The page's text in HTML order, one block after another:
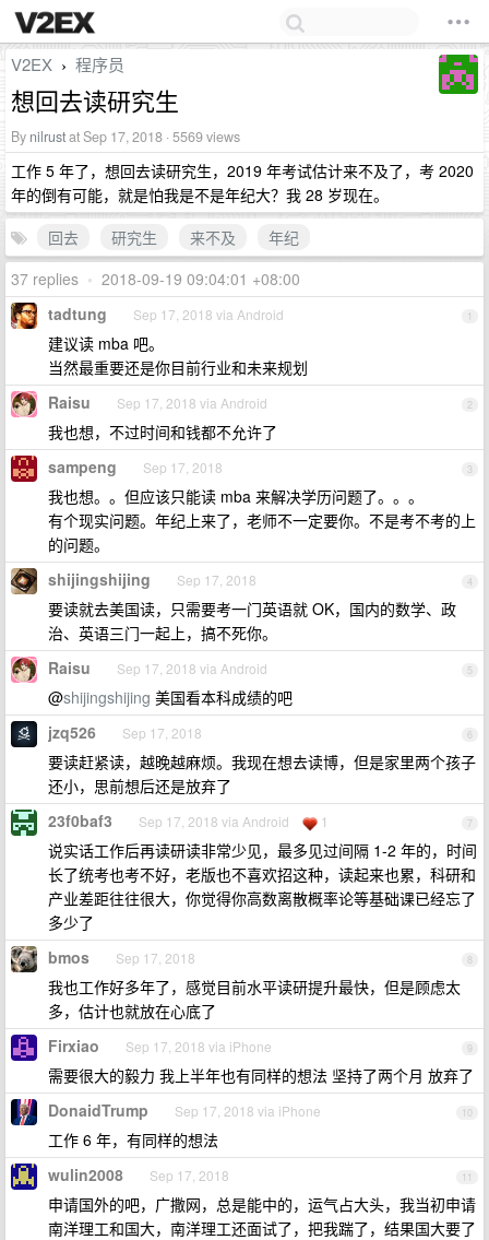
V2EX › 程序员
想回去读研究生
By nilrustat Sep 17, 2018 · 5569 views
工作 5 年了，想回去读研究生，2019 年考试估计来不及了，考 2020
年的倒有可能，就是怕我是不是年纪大？我 28 岁现在。
回去
研究生 来不及
年纪
37 replies • 2018-09-19 09:04:01 +08:00
1
tadtung Sep 17, 2018 via Android
建议读 mba 吧。
当然最重要还是你目前行业和未来规划
2
Raisu Sep 17, 2018 via Android
我也想，不过时间和钱都不允许了
3
sampeng Sep 17, 2018
我也想。。但应该只能读 mba 来解决学历问题了。。。
有个现实问题。年纪上来了，老师不一定要你。不是考不考的上
的问题。
4
shijingshijing Sep 17, 2018
要读就去美国读，只需要考一门英语就 OK，国内的数学、政
治、英语三门一起上，搞不死你。
5
Raisu Sep 17, 2018 via Android
@shijingshijing 美国看本科成绩的吧
6
jzq526 Sep 17, 2018
要读赶紧读，越晚越麻烦。我现在想去读博，但是家里两个孩子
还小，思前想后还是放弃了
7
23f0baf3 Sep 17, 2018 via Android 1
说实话工作后再读研读非常少见，最多见过间隔 1-2 年的，时间
长了统考也考不好，老版也不喜欢招这种，读起来也累，科研和
产业差距往往很大，你觉得你高数离散概率论等基础课已经忘了
多少了
8
bmos Sep 17, 2018
我也工作好多年了，感觉目前水平读研提升最快，但是顾虑太
多，估计也就放在心底了
9
Firxiao Sep 17, 2018 via iPhone
需要很大的毅力 我上半年也有同样的想法 坚持了两个月 放弃了
10
DonaidTrump Sep 17, 2018 via iPhone
工作 6 年，有同样的想法
11
wulin2008 Sep 17, 2018
申请国外的吧，广撒网，总是能中的，运气占大头，我当初申请
南洋理工和国大，南洋理工还面试了，把我踹了，结果国大要了